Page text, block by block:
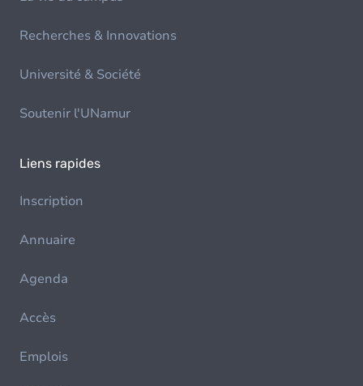
Recherches & Innovations
Université & Société
Soutenir l'UNamur
Liens rapides
Inscription
Annuaire
Agenda
Accès
Emplois